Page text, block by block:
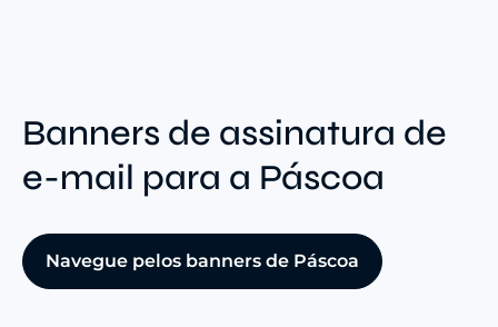
Banners de assinatura de
e-mail para a Páscoa
Navegue pelos banners de Páscoa